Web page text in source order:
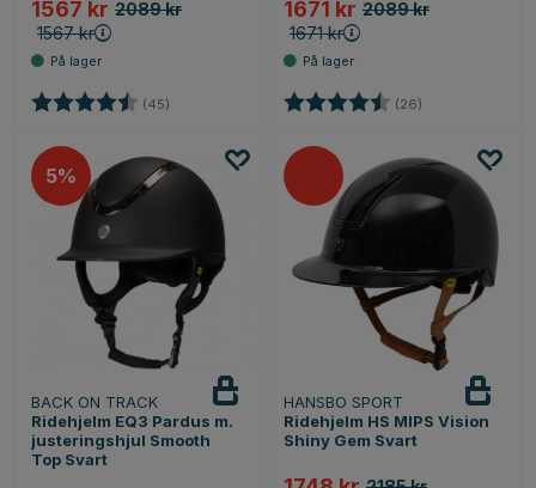
1567 kr 2089 kr
1567 kr
Karakter: (45)
1671 kr 2089 kr
1671 kr
Karakter: (26)
5%
BACK ON TRACK
Ridehjelm EQ3 Pardus m.
justeringshjul Smooth
Top Svart
HANSBO SPORT
Ridehjelm HS MIPS Vision
Shiny Gem Svart